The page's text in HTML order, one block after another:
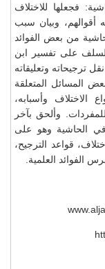
والتدبر والمفسر". 2) الحاشية: فجعلها للاختلاف
أقوالهم، وبيان سبب
من بعض الفوائد
على تفسير ابن
ترجيحاته وتعليقاته
المسائل المتعلقة
الاختلاف وأسبابه،
وألحق بآخر
في الحاشية وهو على
قواعد الترجيح،
الفوائد العلمية.